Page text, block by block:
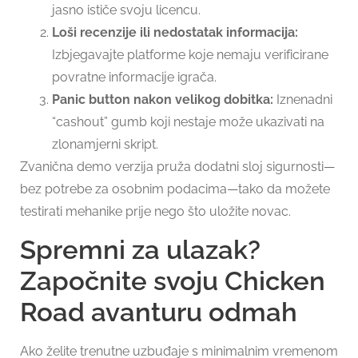
jasno ističe svoju licencu.
Loši recenzije ili nedostatak informacija:
Izbjegavajte platforme koje nemaju verificirane
povratne informacije igrača.
Panic button nakon velikog dobitka: Iznenadni
“cashout” gumb koji nestaje može ukazivati na
zlonamjerni skript.
Zvanična demo verzija pruža dodatni sloj sigurnosti—
bez potrebe za osobnim podacima—tako da možete
testirati mehanike prije nego što uložite novac.
Spremni za ulazak?
Započnite svoju Chicken
Road avanturu odmah
Ako želite trenutne uzbuđaje s minimalnim vremenom